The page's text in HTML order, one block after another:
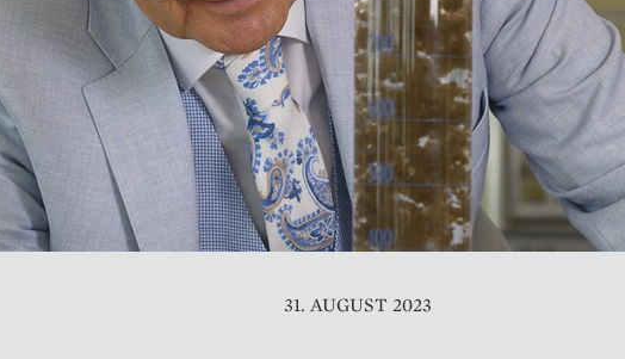
31. AUGUST 2023